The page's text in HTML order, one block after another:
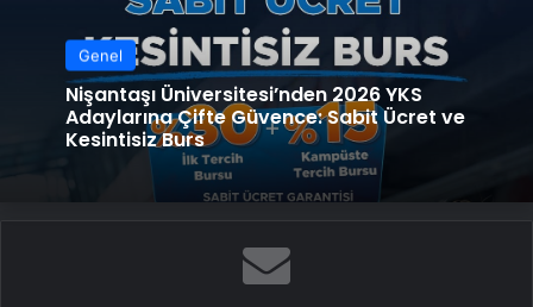
Genel
Nişantaşı Üniversitesi’nden 2026 YKS
Adaylarına Çifte Güvence: Sabit Ücret ve
Kesintisiz Burs